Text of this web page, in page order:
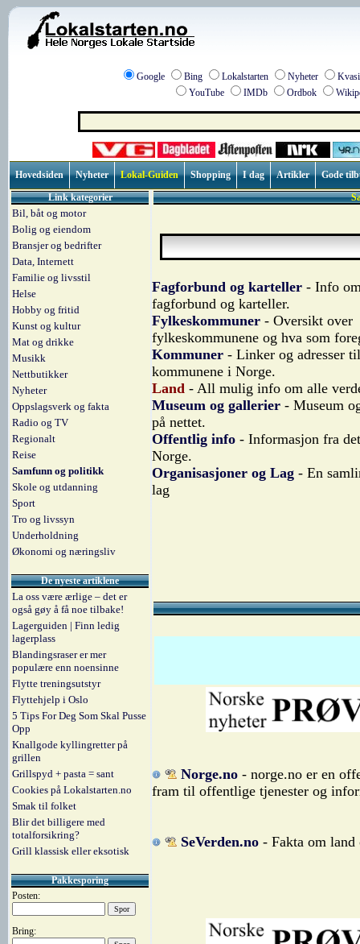
Google Bing Lokalstarten Nyheter
YouTube
IMDb Ordbok
Hovedsiden Nyheter Lokal-Guiden Shopping I dag Artikler
Gode
Link kategorier
Bil, båt og motor
Bolig og eiendom
Bransjer og bedrifter
Data, Internett
Familie og livsstil
Helse
Hobby og fritid
Kunst og kultur
Mat og drikke
Musikk
Nettbutikker
Nyheter
Oppslagsverk og fakta
Radio og TV
Regionalt
Reise
Samfunn og politikk
Skole og utdanning
Sport
Tro og livssyn
Underholdning
Økonomi og næringsliv
De nyeste artiklene
La oss være ærlige – det er
også gøy å få noe tilbake!
Lagerguiden | Finn ledig
lagerplass
Blandingsraser er mer
populære enn noensinne
Flytte treningsutstyr
Flyttehjelp i Oslo
5 Tips For Deg Som Skal Pusse
Opp
Knallgode kyllingretter på
grillen
Grillspyd + pasta = sant
Cookies på Lokalstarten.no
Smak til folket
Blir det billigere med
totalforsikring?
Grill klassisk eller eksotisk
Pakkesporing
Posten:
Bring:
Fagforbund og karteller - Info
fagforbund og karteller.
Fylkeskommuner - Oversikt over
fylkeskommunene og hva som
Kommuner - Linker og adresser
kommunene i Norge.
Land - All mulig info om alle
Museum og gallerier - Museum
på nettet.
Offentlig info - Informasjon fra
Norge.
Organisasjoner og Lag - En
lag
Norge.no - norge.no er en
fram til offentlige tjenester og
SeVerden.no - Fakta om land